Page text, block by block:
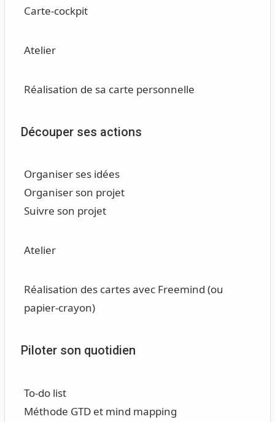
Carte-cockpit
Atelier
Réalisation de sa carte personnelle
Découper ses actions
Organiser ses idées
Organiser son projet
Suivre son projet
Atelier
Réalisation des cartes avec Freemind (ou
papier-crayon)
Piloter son quotidien
To-do list
Méthode GTD et mind mapping